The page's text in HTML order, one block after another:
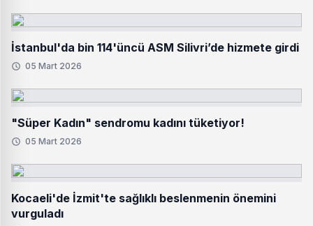
İstanbul'da bin 114'üncü ASM Silivri’de hizmete girdi
05 Mart 2026
"Süper Kadın" sendromu kadını tüketiyor!
05 Mart 2026
Kocaeli'de İzmit'te sağlıklı beslenmenin önemini
vurguladı